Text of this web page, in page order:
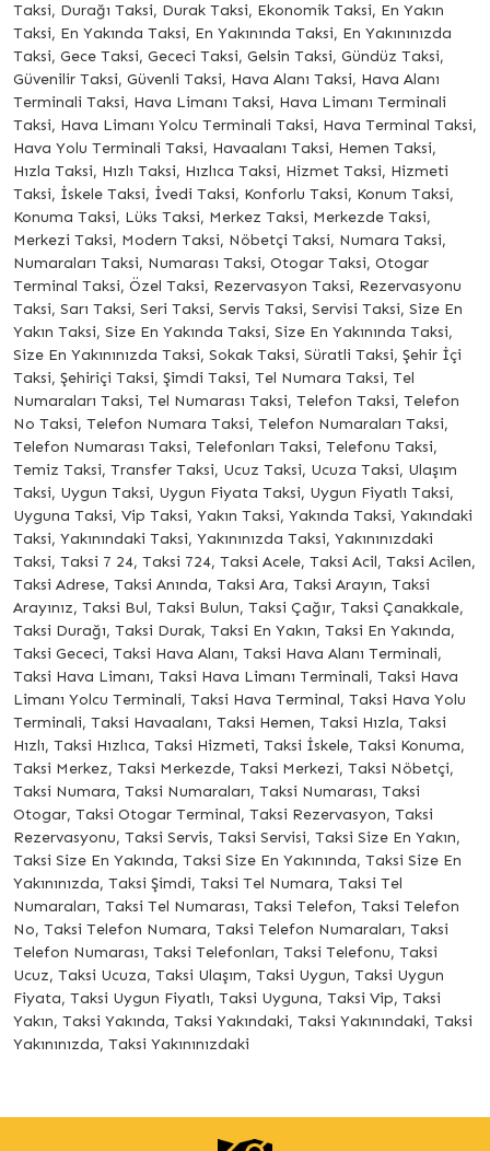
Taksi, Durağı Taksi, Durak Taksi, Ekonomik Taksi, En Yakın
Taksi, En Yakında Taksi, En Yakınında Taksi, En Yakınınızda
Taksi, Gece Taksi, Gececi Taksi, Gelsin Taksi, Gündüz Taksi,
Güvenilir Taksi, Güvenli Taksi, Hava Alanı Taksi, Hava Alanı
Terminali Taksi, Hava Limanı Taksi, Hava Limanı Terminali
Taksi, Hava Limanı Yolcu Terminali Taksi, Hava Terminal Taksi,
Hava Yolu Terminali Taksi, Havaalanı Taksi, Hemen Taksi,
Hızla Taksi, Hızlı Taksi, Hızlıca Taksi, Hizmet Taksi, Hizmeti
Taksi, İskele Taksi, İvedi Taksi, Konforlu Taksi, Konum Taksi,
Konuma Taksi, Lüks Taksi, Merkez Taksi, Merkezde Taksi,
Merkezi Taksi, Modern Taksi, Nöbetçi Taksi, Numara Taksi,
Numaraları Taksi, Numarası Taksi, Otogar Taksi, Otogar
Terminal Taksi, Özel Taksi, Rezervasyon Taksi, Rezervasyonu
Taksi, Sarı Taksi, Seri Taksi, Servis Taksi, Servisi Taksi, Size En
Yakın Taksi, Size En Yakında Taksi, Size En Yakınında Taksi,
Size En Yakınınızda Taksi, Sokak Taksi, Süratli Taksi, Şehir İçi
Taksi, Şehiriçi Taksi, Şimdi Taksi, Tel Numara Taksi, Tel
Numaraları Taksi, Tel Numarası Taksi, Telefon Taksi, Telefon
No Taksi, Telefon Numara Taksi, Telefon Numaraları Taksi,
Telefon Numarası Taksi, Telefonları Taksi, Telefonu Taksi,
Temiz Taksi, Transfer Taksi, Ucuz Taksi, Ucuza Taksi, Ulaşım
Taksi, Uygun Taksi, Uygun Fiyata Taksi, Uygun Fiyatlı Taksi,
Uyguna Taksi, Vip Taksi, Yakın Taksi, Yakında Taksi, Yakındaki
Taksi, Yakınındaki Taksi, Yakınınızda Taksi, Yakınınızdaki
Taksi, Taksi 7 24, Taksi 724, Taksi Acele, Taksi Acil, Taksi Acilen,
Taksi Adrese, Taksi Anında, Taksi Ara, Taksi Arayın, Taksi
Arayınız, Taksi Bul, Taksi Bulun, Taksi Çağır, Taksi Çanakkale,
Taksi Durağı, Taksi Durak, Taksi En Yakın, Taksi En Yakında,
Taksi Gececi, Taksi Hava Alanı, Taksi Hava Alanı Terminali,
Taksi Hava Limanı, Taksi Hava Limanı Terminali, Taksi Hava
Limanı Yolcu Terminali, Taksi Hava Terminal, Taksi Hava Yolu
Terminali, Taksi Havaalanı, Taksi Hemen, Taksi Hızla, Taksi
Hızlı, Taksi Hızlıca, Taksi Hizmeti, Taksi İskele, Taksi Konuma,
Taksi Merkez, Taksi Merkezde, Taksi Merkezi, Taksi Nöbetçi,
Taksi Numara, Taksi Numaraları, Taksi Numarası, Taksi
Otogar, Taksi Otogar Terminal, Taksi Rezervasyon, Taksi
Rezervasyonu, Taksi Servis, Taksi Servisi, Taksi Size En Yakın,
Taksi Size En Yakında, Taksi Size En Yakınında, Taksi Size En
Yakınınızda, Taksi Şimdi, Taksi Tel Numara, Taksi Tel
Numaraları, Taksi Tel Numarası, Taksi Telefon, Taksi Telefon
No, Taksi Telefon Numara, Taksi Telefon Numaraları, Taksi
Telefon Numarası, Taksi Telefonları, Taksi Telefonu, Taksi
Ucuz, Taksi Ucuza, Taksi Ulaşım, Taksi Uygun, Taksi Uygun
Fiyata, Taksi Uygun Fiyatlı, Taksi Uyguna, Taksi Vip, Taksi
Yakın, Taksi Yakında, Taksi Yakındaki, Taksi Yakınındaki, Taksi
Yakınınızda, Taksi Yakınınızdaki